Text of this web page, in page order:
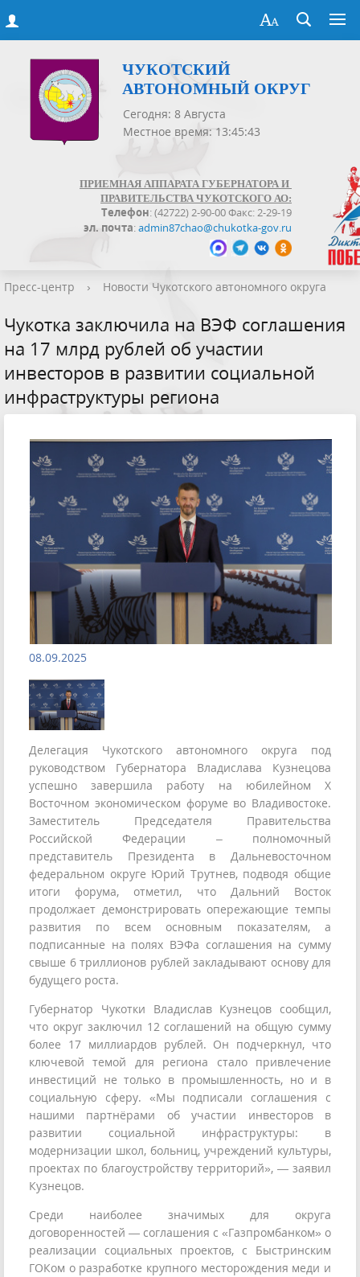
ЧУКОТСКИЙ
АВТОНОМНЫЙ ОКРУГ
Сегодня: 8 Августа
Местное время: 13:45:44
ПРИЕМНАЯ АППАРАТА ГУБЕРНАТОРА И
ПРАВИТЕЛЬСТВА ЧУКОТСКОГО АО:
Телефон: (42722) 2-90-00 Факс: 2-29-19
эл. почта:admin87chao@chukotka-gov.ru
Пресс-центр › Новости Чукотского автономного округа
Чукотка заключила на ВЭФ соглашения
на 17 млрд рублей об участии
инвесторов в развитии социальной
инфраструктуры региона
08.09.2025
Делегация Чукотского автономного округа под
руководством Губернатора Владислава Кузнецова
успешно завершила работу на юбилейном X
Восточном экономическом форуме во Владивостоке.
Заместитель Председателя Правительства
Российской Федерации – полномочный
представитель Президента в Дальневосточном
федеральном округе Юрий Трутнев, подводя общие
итоги форума, отметил, что Дальний Восток
продолжает демонстрировать опережающие темпы
развития по всем основным показателям, а
подписанные на полях ВЭФа соглашения на сумму
свыше 6 триллионов рублей закладывают основу для
будущего роста.
Губернатор Чукотки Владислав Кузнецов сообщил,
что округ заключил 12 соглашений на общую сумму
более 17 миллиардов рублей. Он подчеркнул, что
ключевой темой для региона стало привлечение
инвестиций не только в промышленность, но и в
социальную сферу. «Мы подписали соглашения с
нашими партнёрами об участии инвесторов в
развитии социальной инфраструктуры: в
модернизации школ, больниц, учреждений культуры,
проектах по благоустройству территорий», — заявил
Кузнецов.
Среди наиболее значимых для округа
договоренностей — соглашения с «Газпромбанком» о
реализации социальных проектов, с Быстринским
ГОКом о разработке крупного месторождения меди и